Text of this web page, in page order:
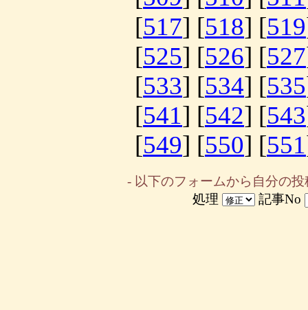
[517] [518] [519
[525] [526] [527
[533] [534] [535
[541] [542] [543
[549] [550] [551
- 以下のフォームから自分の
処理
記事No